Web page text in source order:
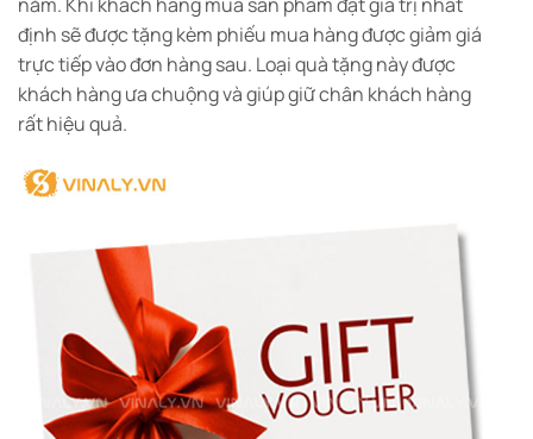
định sẽ được tặng kèm phiếu mua hàng được giảm giá
trực tiếp vào đơn hàng sau. Loại quà tặng này được
khách hàng ưa chuộng và giúp giữ chân khách hàng
rất hiệu quả.